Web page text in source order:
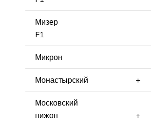
Мизер
F1
Микрон
Монастырский +
Московский
пижон
+